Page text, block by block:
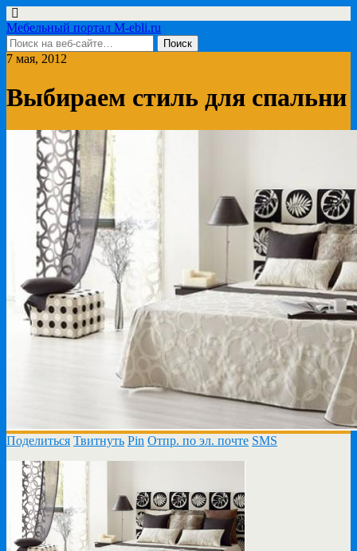
Мебельный портал M-ebli.ru
7 мая, 2012
Выбираем стиль для спальни
Поделиться Твитнуть Pin Отпр. по эл. почте SMS